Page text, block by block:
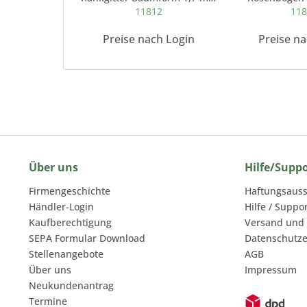
11812
Preise nach Login Preise
Über uns
Firmengeschichte
Händler-Login
Kaufberechtigung
SEPA Formular Download
Stellenangebote
Über uns
Neukundenantrag
Termine
Hilfe/
Hilfe /
Versand
AGB
Impressum